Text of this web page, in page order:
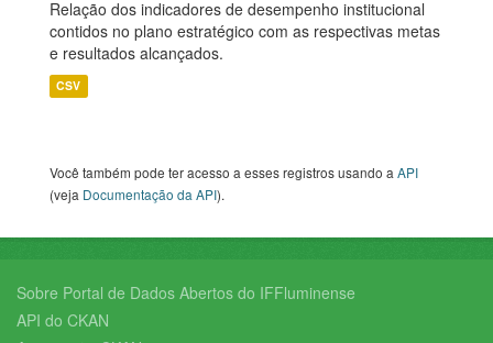
Relação dos indicadores de desempenho institucional
contidos no plano estratégico com as respectivas metas
e resultados alcançados.
CSV
Você também pode ter acesso a esses registros usando aAPI
(veja Documentação da API).
Sobre Portal de Dados Abertos do IFFluminense
API do CKAN